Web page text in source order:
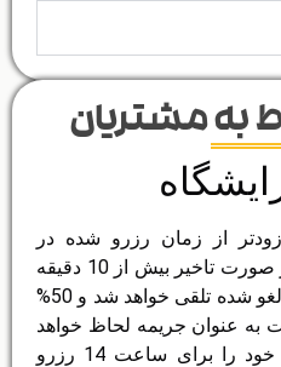
به مشتریان
5 دقیقه زودتر از زمان رزرو شده در
پیرایشگاه حضور پیدا کنید؛ در صورت تاخیر بیش از 10 دقیقه
از زمان رزروتان، نوبت شما لغو شده تلقی خواهد شد و 50%
عنوان جریمه لحاظ خواهد
شد. در واقع اگر شما نوبت خود را برای ساعت 14 رزرو